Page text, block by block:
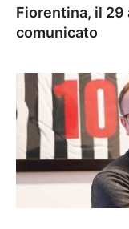
Fiorentina, il
comunicato